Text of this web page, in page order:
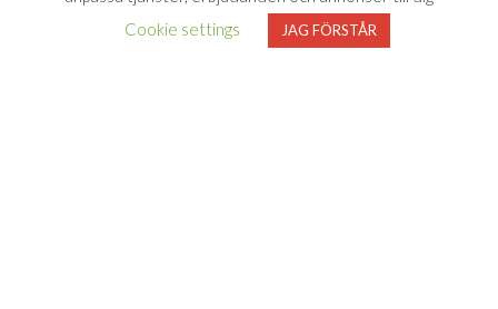
Cookie settings
JAG FÖRSTÅR